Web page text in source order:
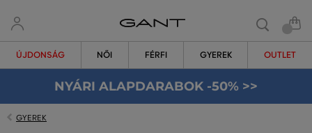
ÚJDONSÁG NŐI FÉRFI GYEREK OUTLET
NYÁRI ALAPDARABOK -50% >>
GYEREK